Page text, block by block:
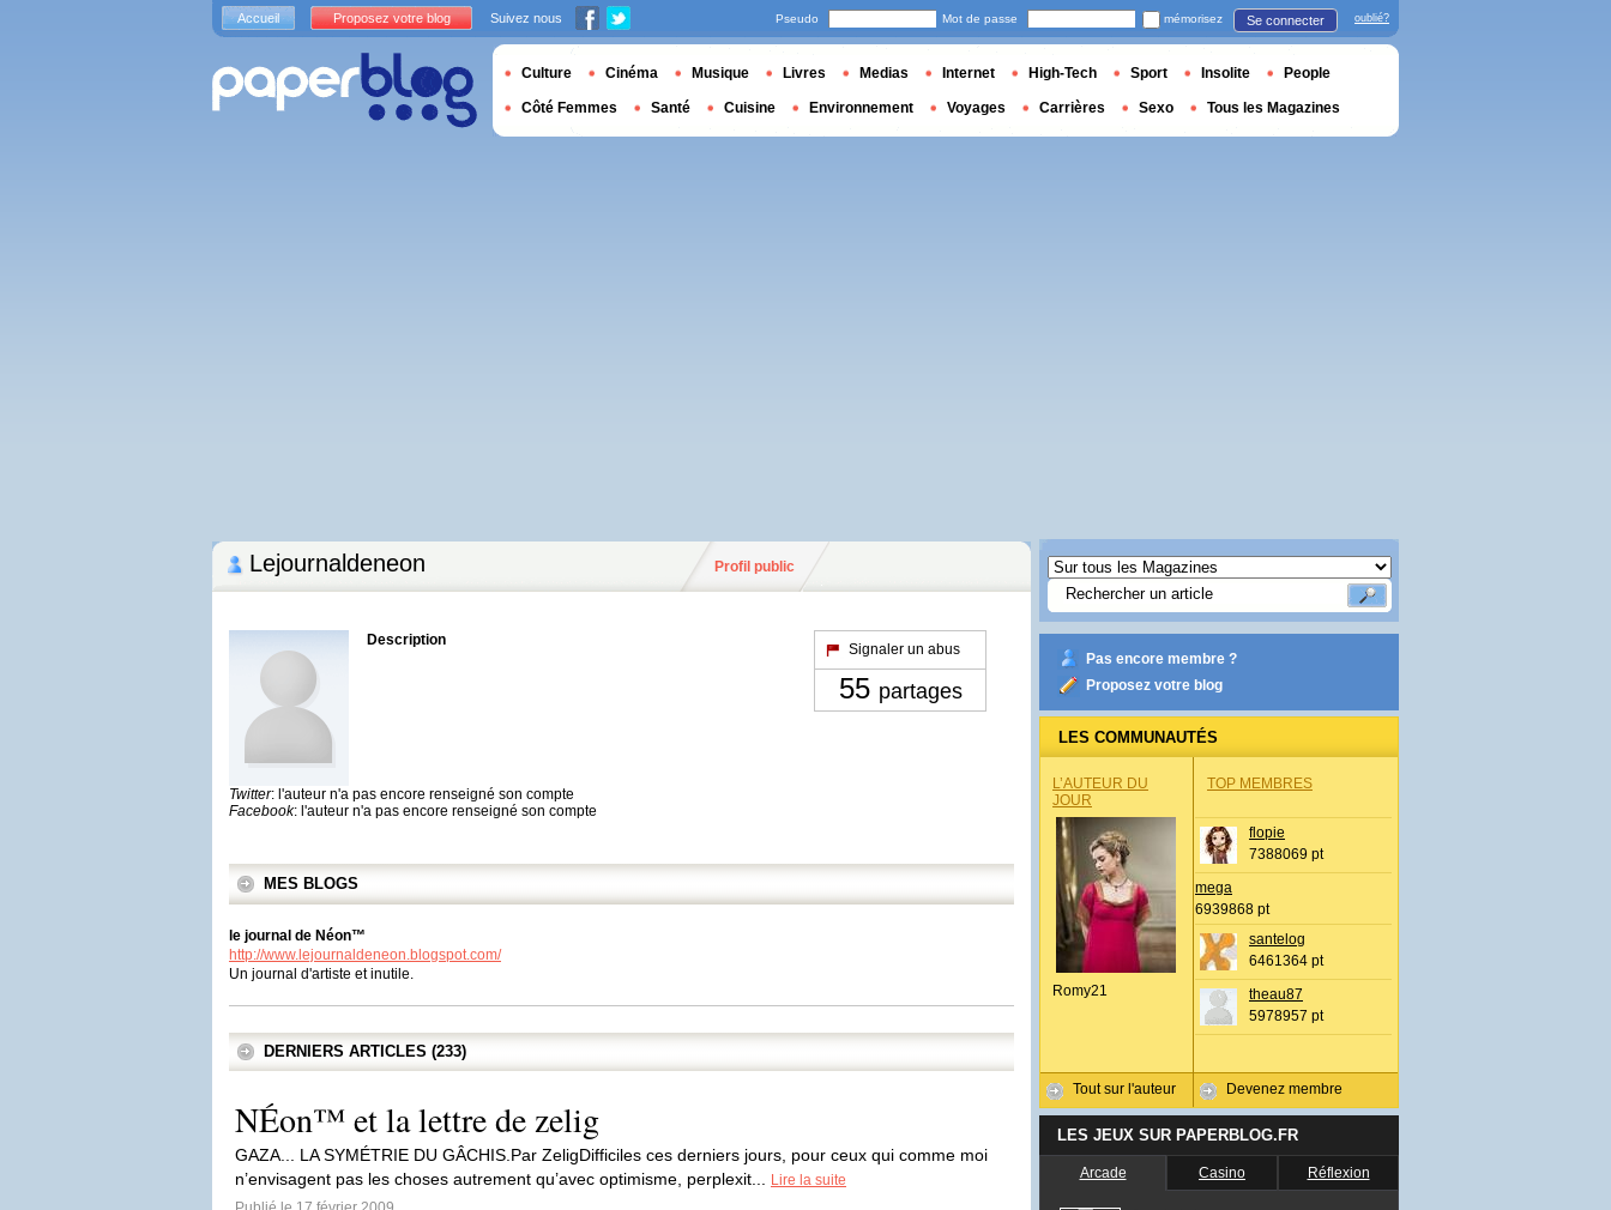
Lejournaldeneon Profil public
Description
Twitter: l'auteur n'a pas encore renseigné son compte
Facebook: l'auteur n'a pas encore renseigné son compte
Signaler un abus
55 partages
MES BLOGS
le journal de Néon™
http://www.lejournaldeneon.blogspot.com/
Un journal d'artiste et inutile.
DERNIERS ARTICLES (233)
NÉon™ et la lettre de zelig
GAZA... LA SYMÉTRIE DU GÂCHIS.Par ZeligDifficiles ces derniers jours, pour ceux qui comme moi
n’envisagent pas les choses autrement qu’avec optimisme, perplexit...
Lire la suite
Pas encore membre ?
Proposez votre blog
LES COMMUNAUTÉS
L’AUTEUR DU
JOUR
Romy21
Tout sur l'auteur
TOP MEMBRES
flopie
7388069 pt
mega
6939868 pt
santelog
6461364 pt
theau87
5978957 pt
Devenez membre
LES JEUX SUR PAPERBLOG.FR
Arcade Casino Réflexion
Accueil Proposez votre blog Suivez nous Pseudo Mot de passe mémorisez Se connecter oublié?
Culture Cinéma Musique Livres Medias Internet High-Tech Sport Insolite People
Côté Femmes Santé Cuisine Environnement Voyages Carrières Sexo Tous les Magazines